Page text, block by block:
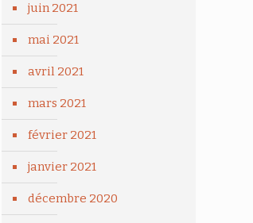
juin 2021
mai 2021
avril 2021
mars 2021
février 2021
janvier 2021
décembre 2020